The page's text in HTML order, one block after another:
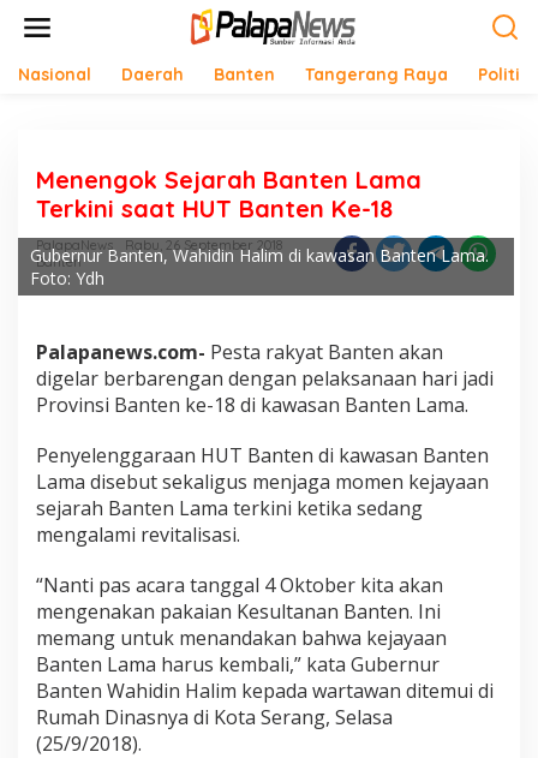
Nasional Daerah Banten Tangerang Raya Politik
Menengok Sejarah Banten Lama
Terkini saat HUT Banten Ke-18
PalapaNews
Rabu, 26 September 2018
Banten
Gubernur Banten, Wahidin Halim di kawasan Banten Lama.
Foto: Ydh
Palapanews.com- Pesta rakyat Banten akan
digelar berbarengan dengan pelaksanaan hari jadi
Provinsi Banten ke-18 di kawasan Banten Lama.
Penyelenggaraan HUT Banten di kawasan Banten
Lama disebut sekaligus menjaga momen kejayaan
sejarah Banten Lama terkini ketika sedang
mengalami revitalisasi.
“Nanti pas acara tanggal 4 Oktober kita akan
mengenakan pakaian Kesultanan Banten. Ini
memang untuk menandakan bahwa kejayaan
Banten Lama harus kembali,” kata Gubernur
Banten Wahidin Halim kepada wartawan ditemui di
Rumah Dinasnya di Kota Serang, Selasa
(25/9/2018).